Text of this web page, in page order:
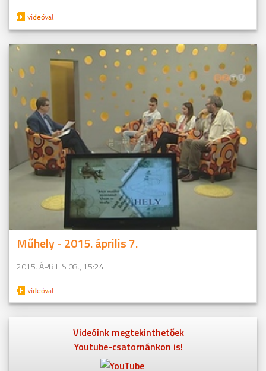
Műhely - 2015. április 7.
2015. ÁPRILIS 08., 15:24
Videóink megtekinthetőek
Youtube-csatornánkon is!